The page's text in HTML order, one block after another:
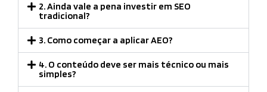
2. Ainda vale a pena investir em SEO
tradicional?
3. Como começar a aplicar AEO?
4. O conteúdo deve ser mais técnico ou mais
simples?